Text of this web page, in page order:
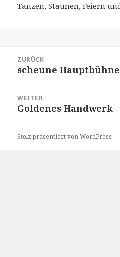
Tanzen, Staunen, Feiern
ZURÜCK
Vorheriger
scheune Hauptbühne
WEITER
Nächster
Goldenes Handwerk
Stolz präsentiert von WordPress